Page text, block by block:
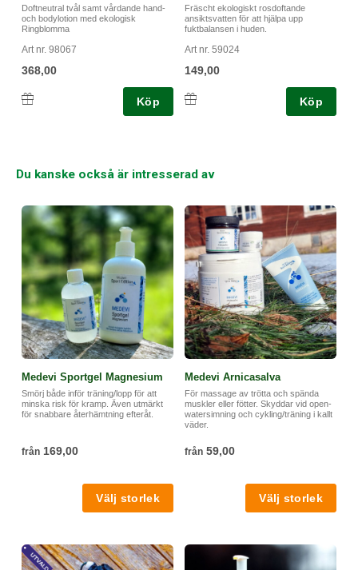
Doftneutral tvål samt vårdande hand-
och bodylotion med ekologisk
Ringblomma
Art nr. 98067
368,00
Köp
Fräscht ekologiskt rosdoftande
ansiktsvatten för att hjälpa upp
fuktbalansen i huden.
Art nr. 59024
149,00
Köp
Du kanske också är intresserad av
Medevi Sportgel Magnesium
Smörj både inför träning/lopp för att
minska risk för kramp. Även utmärkt
för snabbare återhämtning efteråt.
från 169,00
Medevi Arnicasalva
För massage av trötta och spända
muskler eller fötter. Skyddar vid open-
watersimning och cykling/träning i kallt
väder.
från 59,00